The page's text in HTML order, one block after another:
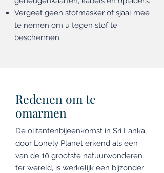
Vergeet geen stofmasker of sjaal mee
te nemen om u tegen stof te
beschermen.
Redenen om te
omarmen
De olifantenbijeenkomst in Sri Lanka,
door Lonely Planet erkend als een
van de 10 grootste natuurwonderen
ter wereld, is werkelijk een bijzonder